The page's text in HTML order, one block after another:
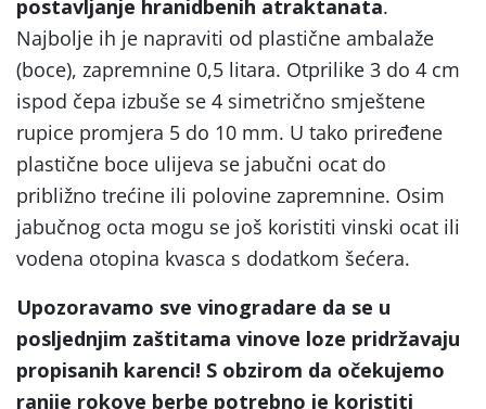
postavljanje hranidbenih atraktanata.
Najbolje ih je napraviti od plastične ambalaže
(boce), zapremnine 0,5 litara. Otprilike 3 do 4 cm
ispod čepa izbuše se 4 simetrično smještene
rupice promjera 5 do 10 mm. U tako priređene
plastične boce ulijeva se jabučni ocat do
približno trećine ili polovine zapremnine. Osim
jabučnog octa mogu se još koristiti vinski ocat ili
vodena otopina kvasca s dodatkom šećera.
Upozoravamo sve vinogradare da se u
posljednjim zaštitama vinove loze pridržavaju
propisanih karenci! S obzirom da očekujemo
ranije rokove berbe potrebno je koristiti